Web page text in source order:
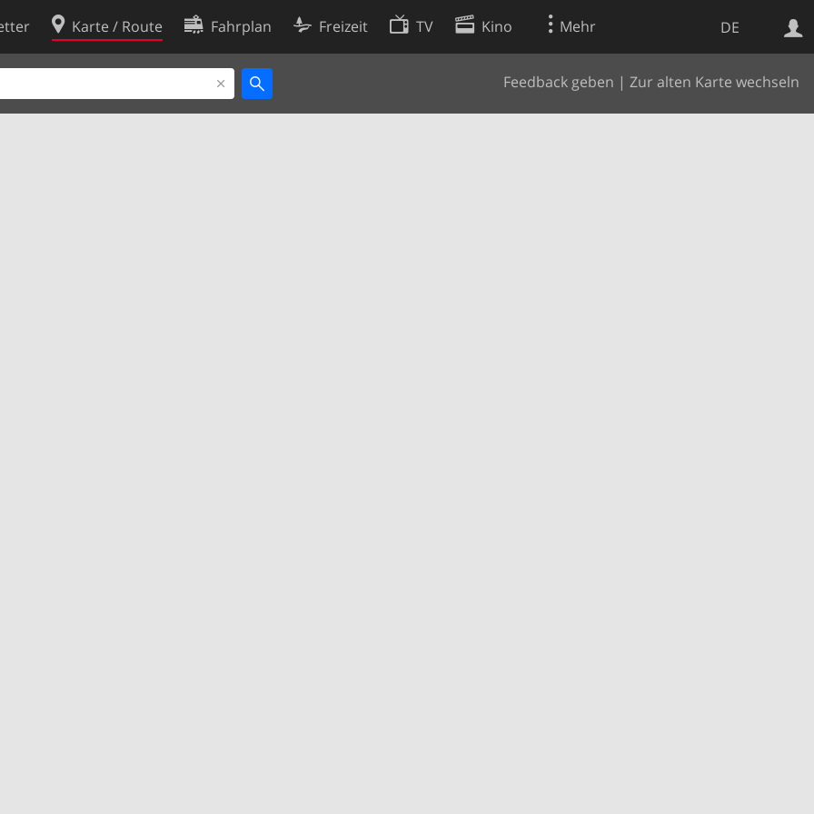
DE
Karte / Route Fahrplan Freizeit TV Kino Mehr
Feedback geben | Zur alten Karte wechseln
Websuche
Cookie-Richtlinie
Cookie-Einstellungen